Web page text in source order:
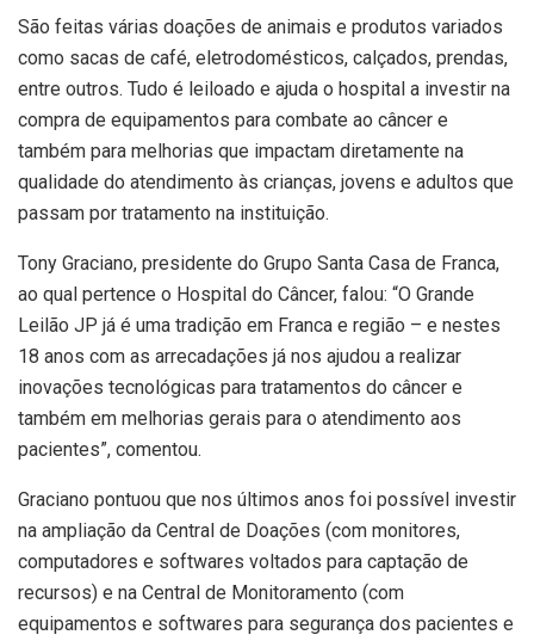
São feitas várias doações de animais e produtos variados
como sacas de café, eletrodomésticos, calçados, prendas,
entre outros. Tudo é leiloado e ajuda o hospital a investir na
compra de equipamentos para combate ao câncer e
também para melhorias que impactam diretamente na
qualidade do atendimento às crianças, jovens e adultos que
passam por tratamento na instituição.
Tony Graciano, presidente do Grupo Santa Casa de Franca,
ao qual pertence o Hospital do Câncer, falou: “O Grande
Leilão JP já é uma tradição em Franca e região – e nestes
18 anos com as arrecadações já nos ajudou a realizar
inovações tecnológicas para tratamentos do câncer e
também em melhorias gerais para o atendimento aos
pacientes”, comentou.
Graciano pontuou que nos últimos anos foi possível investir
na ampliação da Central de Doações (com monitores,
computadores e softwares voltados para captação de
recursos) e na Central de Monitoramento (com
equipamentos e softwares para segurança dos pacientes e